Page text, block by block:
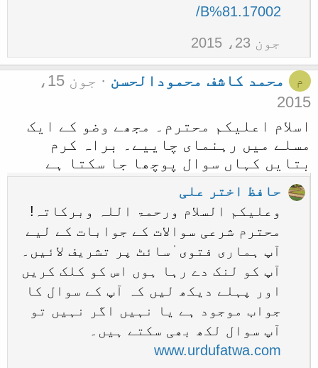
B%81.17002/
جون 23، 2015
م محمد کاشف محمودالحسن
جون 15،
2015
اسلام اعلیکم محترم۔ مجھے وضو کے ایک
مسلے میں رہنمای چاییے۔ براہ کرم
بتایں کہاں سوال پوچھا جا سکتا ہے
حافظ اختر علی
وعلیکم السلام ورحمۃ اللہ وبرکاتہ!
محترم شرعی سوالات کے جوابات کے لیے
آپ ہماری فتوی ٰسائٹ پر تشریف لائیں۔
آپ کو لنک دے رہا ہوں اس کو کلک کریں
اور پہلے دیکھ لیں کہ آپ کے سوال کا
جواب موجود ہے یا نہیں اگر نہیں تو
آپ سوال لکھ بھی سکتے ہیں۔
www.urdufatwa.com